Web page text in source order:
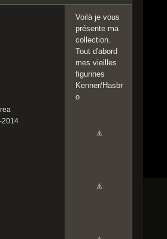
2014
Voilà je vous
présente ma
collection.
Tout d'abord
mes vieilles
figurines
Kenner/Hasbr
o